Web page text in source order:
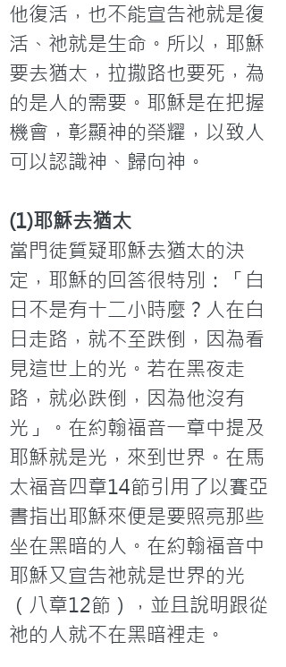
他復活，也不能宣告祂就是復
活、祂就是生命。所以，耶穌
要去猶太，拉撒路也要死，為
的是人的需要。耶穌是在把握
機會，彰顯神的榮耀，以致人
可以認識神、歸向神。
(1)耶穌去猶太
當門徒質疑耶穌去猶太的決
定，耶穌的回答很特別：「白
日不是有十二小時麼？人在白
日走路，就不至跌倒，因為看
見這世上的光。若在黑夜走
路，就必跌倒，因為他沒有
光」。在約翰福音一章中提及
耶穌就是光，來到世界。在馬
太福音四章14節引用了以賽亞
書指出耶穌來便是要照亮那些
坐在黑暗的人。在約翰福音中
耶穌又宣告祂就是世界的光
（八章12節），並且說明跟從
祂的人就不在黑暗裡走。